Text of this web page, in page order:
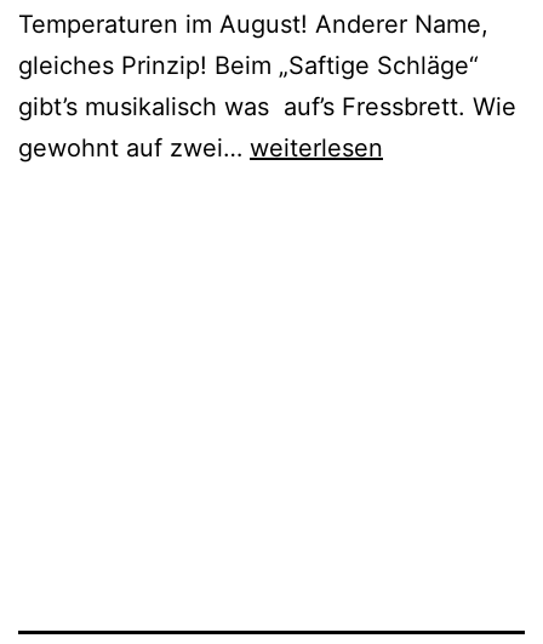
Temperaturen im August! Anderer Name,
gleiches Prinzip! Beim „Saftige Schläge“
gibt’s musikalisch was auf’s Fressbrett. Wie
gewohnt auf zwei… Saftige
weiterlesen